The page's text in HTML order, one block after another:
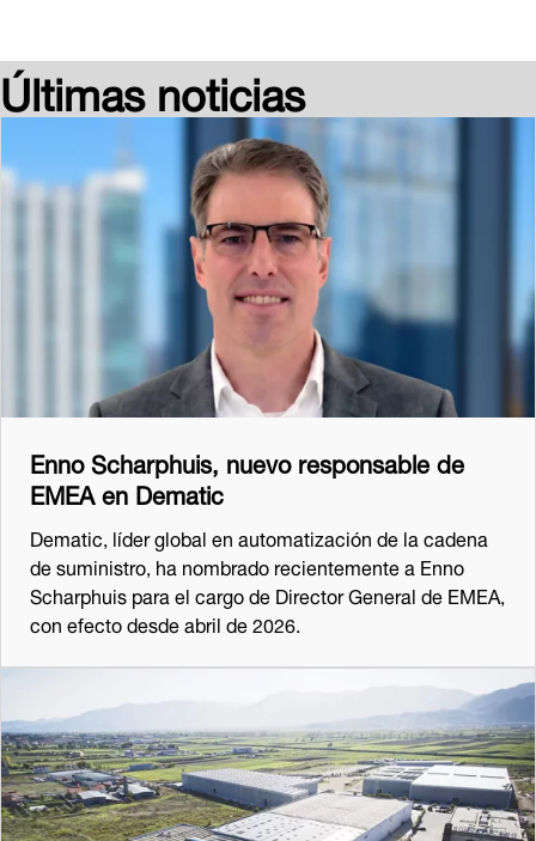
Últimas noticias
Enno Scharphuis, nuevo responsable de
EMEA en Dematic
Dematic, líder global en automatización de la cadena
de suministro, ha nombrado recientemente a Enno
Scharphuis para el cargo de Director General de EMEA,
con efecto desde abril de 2026.